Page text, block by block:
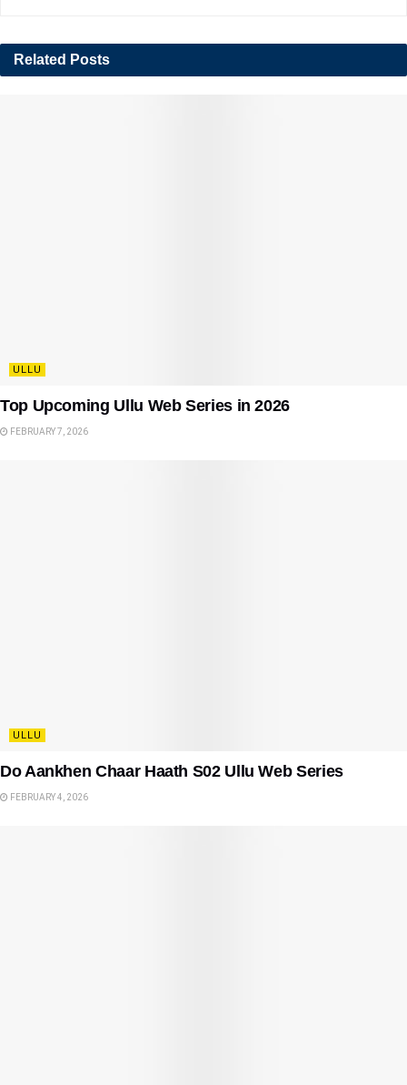
Related Posts
ULLU
Top Upcoming Ullu Web Series in 2026
FEBRUARY 7, 2026
ULLU
Do Aankhen Chaar Haath S02 Ullu Web Series
FEBRUARY 4, 2026